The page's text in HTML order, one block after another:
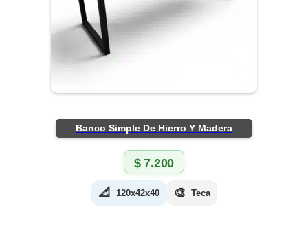
Banco Simple De Hierro Y Madera
$7.200
📐 120x42x40 🎨 Teca